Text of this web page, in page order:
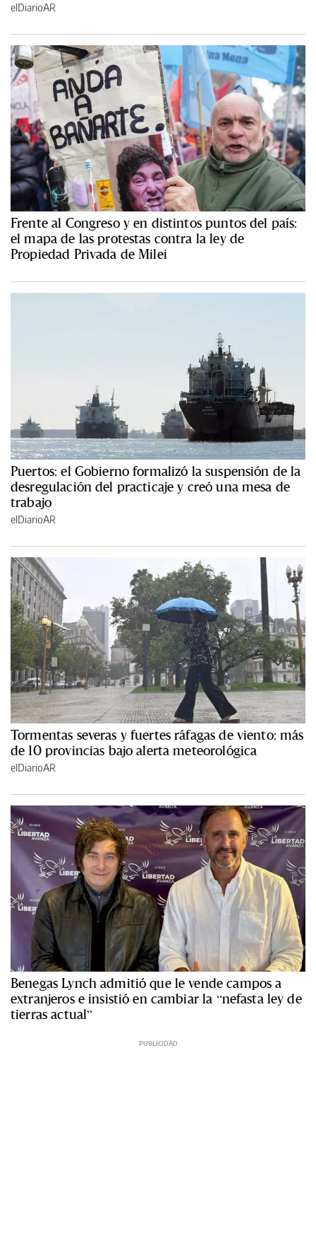
elDiarioAR
Frente al Congreso y en distintos puntos del país:
el mapa de las protestas contra la ley de
Propiedad Privada de Milei
Puertos: el Gobierno formalizó la suspensión de la
desregulación del practicaje y creó una mesa de
trabajo
elDiarioAR
Tormentas severas y fuertes ráfagas de viento: más
de 10 provincias bajo alerta meteorológica
elDiarioAR
Benegas Lynch admitió que le vende campos a
extranjeros e insistió en cambiar la “nefasta ley de
tierras actual”